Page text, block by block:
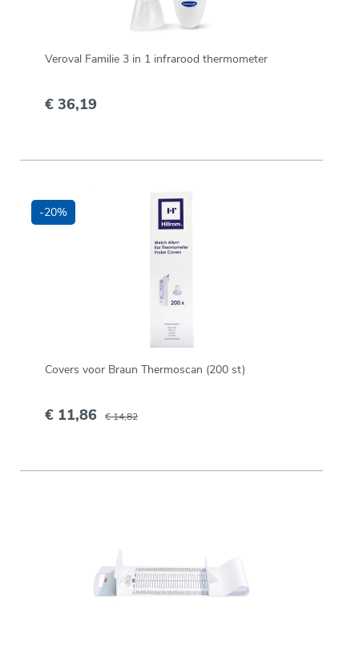
Veroval Familie 3 in 1 infrarood thermometer
€ 36,19
-20%
Covers voor Braun Thermoscan (200 st)
€ 11,86 € 14,82